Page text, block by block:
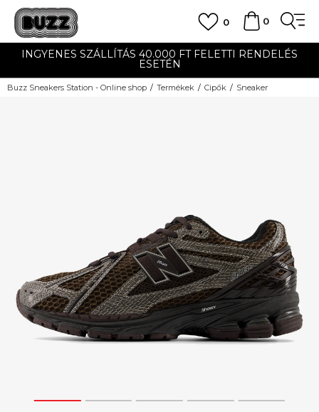
0
0
INGYENES SZÁLLÍTÁS 40.000 FT FELETTI RENDELÉS
ESETÉN
Buzz Sneakers Station - Online shop Termékek Cipők Sneaker
1 2 3 4 5